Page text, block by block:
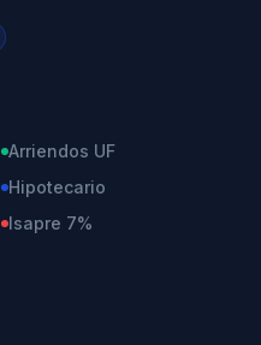
Arriendos UF
Hipotecario
Isapre 7%